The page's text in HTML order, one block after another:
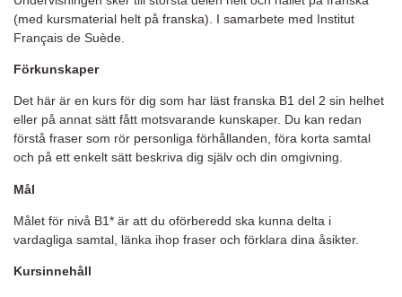
(med kursmaterial helt på franska). I samarbete med Institut
Français de Suède.
Förkunskaper
Det här är en kurs för dig som har läst franska B1 del 2 sin helhet
eller på annat sätt fått motsvarande kunskaper. Du kan redan
förstå fraser som rör personliga förhållanden, föra korta samtal
och på ett enkelt sätt beskriva dig själv och din omgivning.
Mål
Målet för nivå B1* är att du oförberedd ska kunna delta i
vardagliga samtal, länka ihop fraser och förklara dina åsikter.
Kursinnehåll